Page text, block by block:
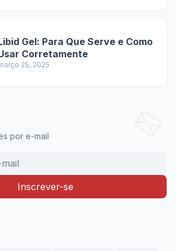
Gel: Para Que Serve e Como
Corretamente
25, 2025
por e-mail